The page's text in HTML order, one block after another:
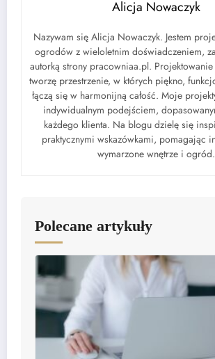
Alicja Nowaczyk
Nazywam się Alicja Nowaczyk. Jestem
ogrodów z wieloletnim doświadczeniem,
autorką strony pracowniaa.pl.
tworzę przestrzenie, w których piękno,
łączą się w harmonijną całość. Moje
indywidualnym podejściem,
każdego klienta. Na blogu dzielę się
praktycznymi wskazówkami, pomagając
wymarzone wnętrze i ogród.
Polecane artykuły